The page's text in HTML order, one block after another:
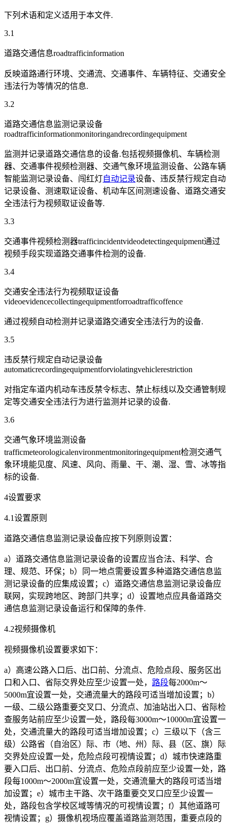
下列术语和定义适用于本文件.
3.1
道路交通信息roadtrafficinformation
反映道路通行环境、交通流、交通事件、车辆特征、交通安全
违法行为等情况的信息.
3.2
道路交通信息监测记录设备
roadtrafficinformationmonitoringandrecordingequipment
监测并记录道路交通信息的设备.包括视频摄像机、车辆检测
器、交通事件视频检测器、交通气象环境监测设备、公路车辆
智能监测记录设备、闯红灯自动记录设备、违反禁行规定自动
记录设备、测速取证设备、机动车区间测速设备、道路交通安
全违法行为视频取证设备等.
3.3
交通事件视频检测器trafficincidentvideodetectingequipment通过
视频手段实现道路交通事件检测的设备.
3.4
交通安全违法行为视频取证设备
videoevidencecollectingequipmentforroadtrafficoffence
通过视频自动检测并记录道路交通安全违法行为的设备.
3.5
违反禁行规定自动记录设备
automaticrecordingequipmentforviolatingvehiclerestriction
对指定车道内机动车违反禁令标志、禁止标线以及交通管制规
定等交通安全违法行为进行监测并记录的设备.
3.6
交通气象环境监测设备
trafficmeteorologicalenvironmentmonitoringequipment检测交通气
象环境能见度、风速、风向、雨量、干、潮、湿、雪、冰等指
标的设备.
4设置要求
4.1设置原则
道路交通信息监测记录设备应按下列原则设置：
a）道路交通信息监测记录设备的设置应当合法、科学、合
理、规范、环保；b）同一地点需要设置多种道路交通信息监
测记录设备的应集成设置；c）道路交通信息监测记录设备应
联网，实现跨地区、跨部门共享；d）设置地点应具备道路交
通信息监测记录设备运行和保障的条件.
4.2视频摄像机
视频摄像机设置要求如下：
a）高速公路入口后、出口前、分流点、危险点段、服务区出
口和入口、省际交界处应至少设置一处， 路段每2000m～
5000m宜设置一处，交通流量大的路段可适当增加设置；b）
一级、二级公路重要交叉口、分流点、加油站出入口、省际检
查服务站前应至少设置一处，路段每3000m～10000m宜设置一
处，交通流量大的路段可适当增加设置；c）三级以下（含三
级）公路省（自治区）际、市（地、州）际、县（区、旗）际
交界处应设置一处，危险点段可视情设置；d）城市快速路重
要入口后、出口前、分流点、危险点段前应至少设置一处，路
段每1000m～2000m宜设置一处，交通流量大的路段可适当增
加设置；e）城市主干路、次干路重要交叉口应至少设置一
处，路段包含学校区域等情况的可视情设置；f）其他道路可
视情设置；g）摄像机视场应覆盖道路监测范围，重要点段的